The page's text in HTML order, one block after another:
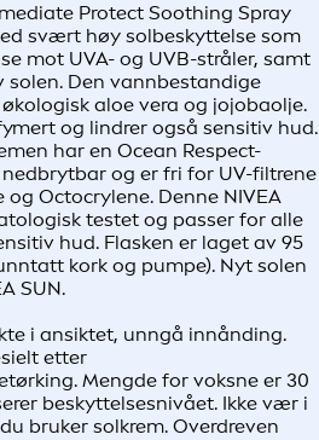
Protect Soothing Spray
svært høy solbeskyttelse som
mot UVA- og UVB-stråler, samt
Den vannbestandige
aloe vera og jojobaolje.
og lindrer også sensitiv hud.
har en Ocean Respect-
nedbrytbar og er fri for UV-filtrene
Octocrylene. Denne NIVEA
testet og passer for alle
hud. Flasken er laget av 95
kork og pumpe). Nyt solen
SUN.
i ansiktet, unngå innånding.
etter
Mengde for voksne er 30
beskyttelsesnivået. Ikke vær i
bruker solkrem. Overdreven